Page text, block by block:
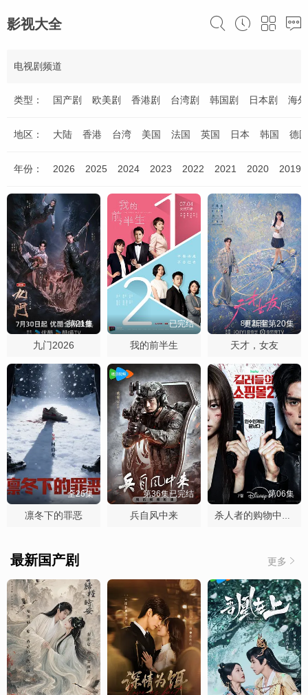
影视大全
电视剧频道
类型： 国产剧 欧美剧 香港剧 台湾剧 韩国剧 日本剧 海
地区： 大陆 香港 台湾 美国 法国 英国 日本 韩国 德国
年份： 2026 2025 2024 2023 2022 2021 2020 2019
第21集
九门2026
已完结
我的前半生
更新至第20集
天才，女友
全26集
凛冬下的罪恶
第36集已完结
兵自风中来
第06集
杀人者的购物中心2
更多
最新国产剧